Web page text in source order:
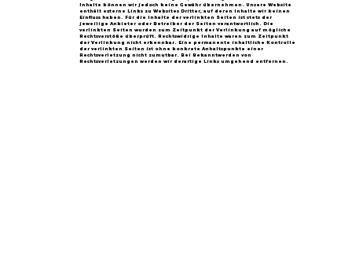
Inhalte können wir jedoch keine Gewähr übernehmen. Unsere Website
enthält externe Links zu Websites Dritter, auf deren Inhalte wir keinen
Einfluss haben. Für die Inhalte der verlinkten Seiten ist stets der
jeweilige Anbieter oder Betreiber der Seiten verantwortlich. Die
verlinkten Seiten wurden zum Zeitpunkt der Verlinkung auf mögliche
Rechtsverstöße überprüft. Rechtswidrige Inhalte waren zum Zeitpunkt
der Verlinkung nicht erkennbar. Eine permanente inhaltliche Kontrolle
der verlinkten Seiten ist ohne konkrete Anhaltspunkte einer
Rechtsverletzung nicht zumutbar. Bei Bekanntwerden von
Rechtsverletzungen werden wir derartige Links umgehend entfernen.